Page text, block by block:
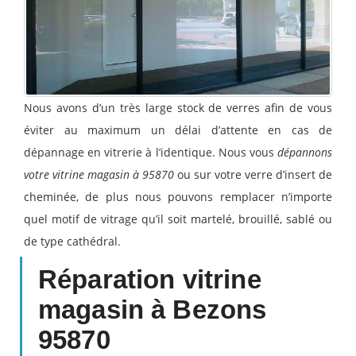
Nous avons d’un très large stock de verres afin de vous
éviter au maximum un délai d’attente en cas de
dépannage en vitrerie à l’identique. Nous vous dépannons
votre vitrine magasin à 95870 ou sur votre verre d’insert de
cheminée, de plus nous pouvons remplacer n’importe
quel motif de vitrage qu’il soit martelé, brouillé, sablé ou
de type cathédral.
Réparation vitrine
magasin à Bezons
95870